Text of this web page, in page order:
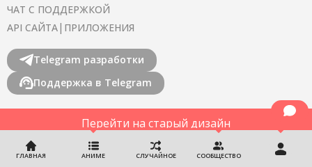
ГЛАВНАЯ АНИМЕ СЛУЧАЙНОЕ СООБЩЕСТВО
ЧАТ С ПОДДЕРЖКОЙ
API САЙТА| ПРИЛОЖЕНИЯ
Telegram разработки
Поддержка в Telegram
Перейти на старый дизайн
©2022-2026YummyAnime.Все права защищены